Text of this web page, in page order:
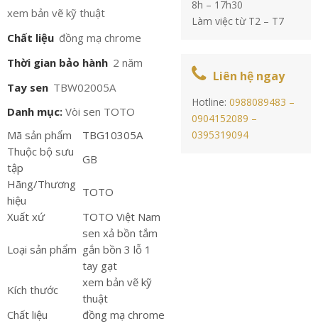
xem bản vẽ kỹ thuật
Chất liệu đồng mạ chrome
Thời gian bảo hành 2 năm
Tay sen TBW02005A
Danh mục: Vòi sen TOTO
Mã sản phẩm
TBG10305A
Thuộc bộ sưu
tập
GB
Hãng/Thương
hiệu
TOTO
Xuất xứ
TOTO Việt Nam
Loại sản phẩm
sen xả bồn tắm
gắn bồn 3 lỗ 1
tay gạt
Kích thước
xem bản vẽ kỹ
thuật
Chất liệu
đồng mạ chrome
8h – 17h30
Làm việc từ T2 – T7
Liên hệ ngay
Hotline:0988089483 –
0904152089 –
0395319094